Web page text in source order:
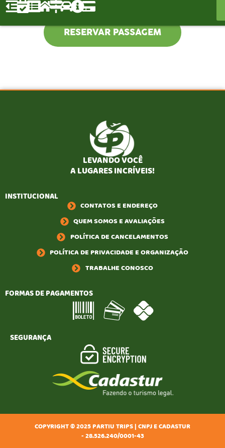
RESERVAR PASSAGEM
LEVANDO VOCÊ
A LUGARES INCRÍVEIS!
INSTITUCIONAL
CONTATOS E ENDEREÇO
QUEM SOMOS E AVALIAÇÕES
POLÍTICA DE CANCELAMENTOS
POLÍTICA DE PRIVACIDADE E ORGANIZAÇÃO
TRABALHE CONOSCO
FORMAS DE PAGAMENTOS
SEGURANÇA
COPYRIGHT © 2025 PARTIU TRIPS | CNPJ E CADASTUR
- 28.526.240/0001-43